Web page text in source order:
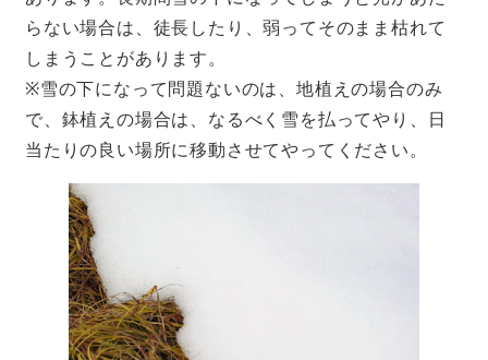
らない場合は、徒長したり、弱ってそのまま枯れて
しまうことがあります。
※雪の下になって問題ないのは、地植えの場合のみ
で、鉢植えの場合は、なるべく雪を払ってやり、日
当たりの良い場所に移動させてやってください。